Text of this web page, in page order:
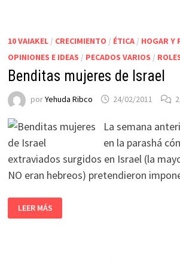
10 VAIAKEL/ CRECIMIENTO / ÉTICA/ HOGAR Y
OPINIONES E IDEAS / PECADOS VARIOS /
Benditas mujeres de Israel
porYehuda Ribco 24/02/2011 2
La semana
en la parashá
extraviados surgidos en Israel (la
NO eran hebreos) pretendieron
LEER MÁS